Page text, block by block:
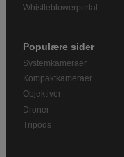
Whistleblowerportal
Populære sider
Systemkameraer
Kompaktkameraer
Objektiver
Droner
Tripods